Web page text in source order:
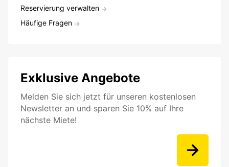
Reservierung verwalten
Häufige Fragen
Exklusive Angebote
Melden Sie sich jetzt für unseren kostenlosen
Newsletter an und sparen Sie 10% auf Ihre
nächste Miete!